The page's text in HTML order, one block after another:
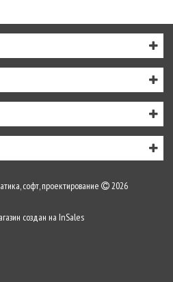
софт, проектирование 2026
создан на InSales